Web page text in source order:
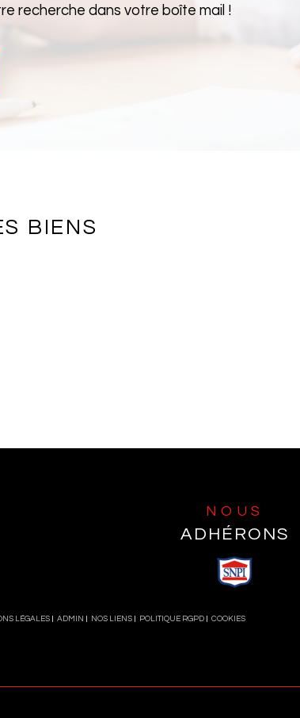
recherche dans votre boîte mail !
BIENS
NOUS
ADHÉRONS
LÉGALES ADMIN NOS LIENS POLITIQUE RGPD COOKIES